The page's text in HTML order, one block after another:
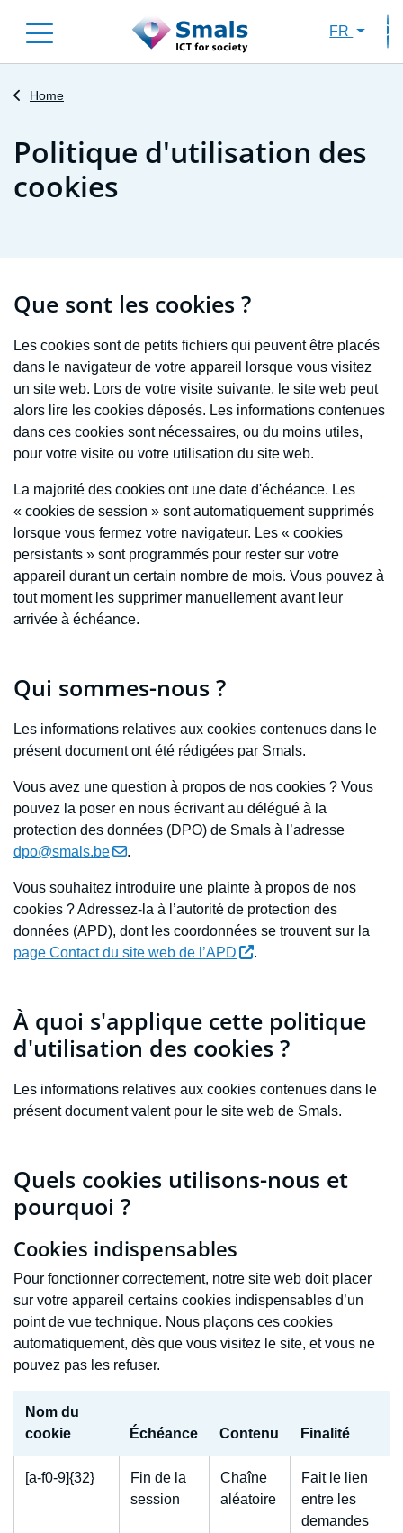
to
main
FR
Home
Politique d'utilisation des
cookies
Que sont les cookies ?
Les cookies sont de petits fichiers qui peuvent être placés
dans le navigateur de votre appareil lorsque vous visitez
un site web. Lors de votre visite suivante, le site web peut
alors lire les cookies déposés. Les informations contenues
dans ces cookies sont nécessaires, ou du moins utiles,
pour votre visite ou votre utilisation du site web.
La majorité des cookies ont une date d'échéance. Les
« cookies de session » sont automatiquement supprimés
lorsque vous fermez votre navigateur. Les « cookies
persistants » sont programmés pour rester sur votre
appareil durant un certain nombre de mois. Vous pouvez à
tout moment les supprimer manuellement avant leur
arrivée à échéance.
Qui sommes-nous ?
Les informations relatives aux cookies contenues dans le
présent document ont été rédigées par Smals.
Vous avez une question à propos de nos cookies ? Vous
pouvez la poser en nous écrivant au délégué à la
protection des données (DPO) de Smals à l’adresse
dpo@smals.be
.
Vous souhaitez introduire une plainte à propos de nos
cookies ? Adressez-la à l’autorité de protection des
données (APD), dont les coordonnées se trouvent sur la
page Contact du site web de l’APD
.
À quoi s'applique cette politique
d'utilisation des cookies ?
Les informations relatives aux cookies contenues dans le
présent document valent pour le site web de Smals.
Quels cookies utilisons-nous et
pourquoi ?
Cookies indispensables
Pour fonctionner correctement, notre site web doit placer
sur votre appareil certains cookies indispensables d’un
point de vue technique. Nous plaçons ces cookies
automatiquement, dès que vous visitez le site, et vous ne
pouvez pas les refuser.
Nom du
cookie
Échéance Contenu Finalité
[a-f0-9]{32}
Fin de la
session
Chaîne
aléatoire
Fait le lien
entre les
demandes